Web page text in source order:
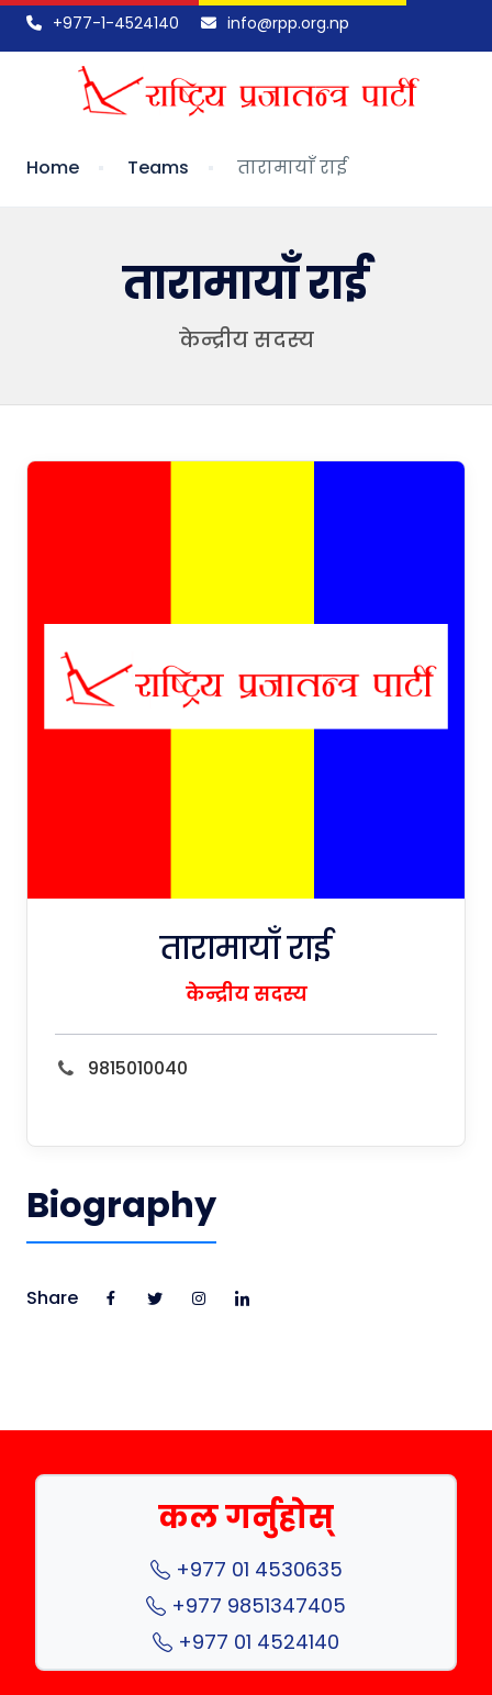
+977-1-4524140 info@rpp.org.np
Home Teams तारामायाँ राई
तारामायाँ राई
केन्द्रीय सदस्य
तारामायाँ राई
केन्द्रीय सदस्य
9815010040
Biography
Share
कल गर्नुहोस्
+977 01 4530635
+977 9851347405
+977 01 4524140